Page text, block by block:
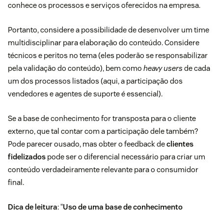
conhece os processos e serviços oferecidos na empresa.
Portanto, considere a possibilidade de desenvolver um time
multidisciplinar para elaboração do conteúdo. Considere
técnicos e peritos no tema (eles poderão se responsabilizar
pela validação do conteúdo), bem como heavy users de cada
um dos processos listados (aqui, a participação dos
vendedores e agentes de suporte é essencial).
Se a base de conhecimento for transposta para o cliente
externo, que tal contar com a participação dele também?
Pode parecer ousado, mas obter o feedback declientes
fidelizados pode ser o diferencial necessário para criar um
conteúdo verdadeiramente relevante para o consumidor
final.
Dica de leitura: “Uso de uma base de conhecimento